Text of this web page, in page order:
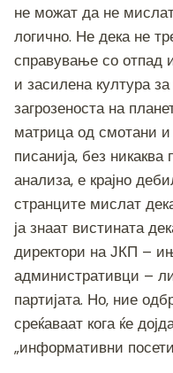
не можат да не
логично. Не дека не
справување со отпад
и засилена култура
загрозеноста на
матрица од смотани
писанија, без
анализа, е крајно
странците мислат
ја знаат вистината
директори на ЈКП –
административци –
партијата. Но, ние
среќаваат кога ќе
„информативни